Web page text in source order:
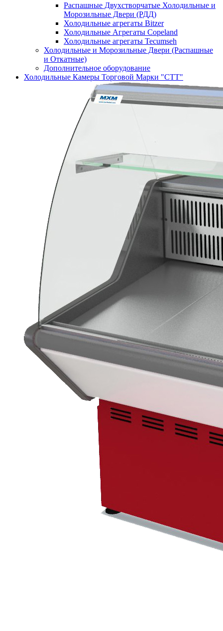
Распашные Двухстворчатые Холодильные и
Морозильные Двери (РДД)
Холодильные агрегаты Bitzer
Холодильные Агрегаты Copeland
Холодильные агрегаты Tecumseh
Холодильные и Морозильные Двери (Распашные
и Откатные)
Дополнительное оборудование
Холодильные Камеры Торговой Марки "СТТ"